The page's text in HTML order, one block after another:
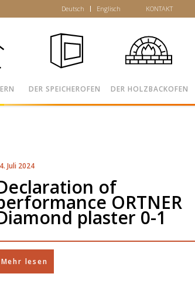
Deutsch Englisch KONTAKT
DER SPEICHEROFEN DER HOLZBACKOFEN
Juli 2024
of
ORTNER
plaster 0-1
Mehr lesen